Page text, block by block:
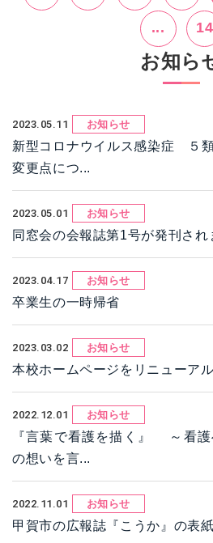
... 14
お知ら
2023.05.11 お知らせ
新型コロナウイルス感染症 ５
変更点につ...
2023.05.01 お知らせ
同窓会の会報誌第1号が発刊され
2023.04.17 お知らせ
卒業生の一時帰省
2023.03.02 お知らせ
本校ホームページをリニューア
2022.12.01 お知らせ
『言葉で看護を描く』 ～看
の想いを言...
2022.11.01 お知らせ
甲賀市の広報誌『こうか』の表